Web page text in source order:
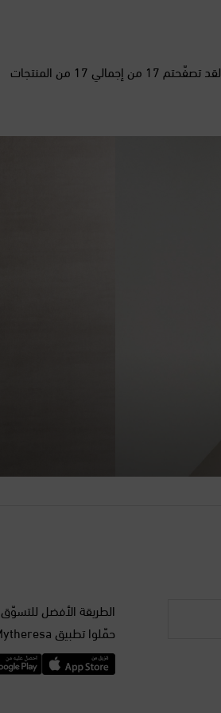
لقد تصفّحتم 17 من إجمالي 17 من المنتجات
الطريقة الأفضل للتسوّق
حمّلوا تطبيق Mytheresa